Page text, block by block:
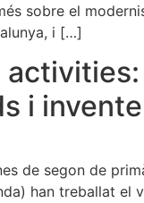
sobre el
i […]
i
de segon de
han treballat el